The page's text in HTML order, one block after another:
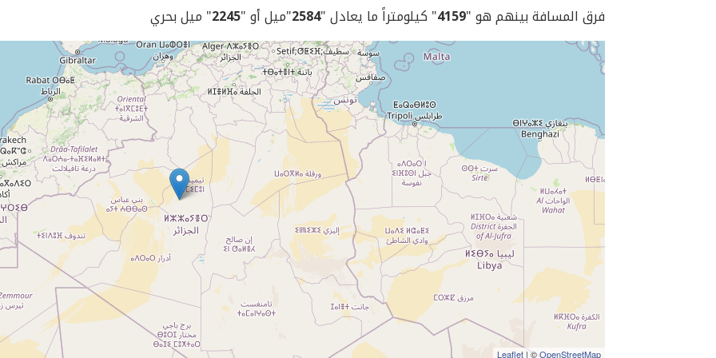
فرق المسافة بينهم هو "4159" كيلومتراً ما يعادل "2584"ميل أو "2245" ميل بحري
Leaflet | ©OpenStreetMap